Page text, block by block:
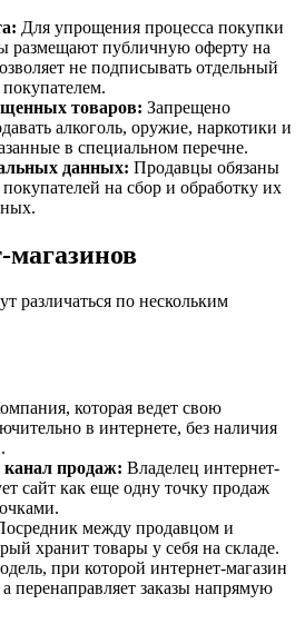
Для упрощения процесса покупки
размещают публичную оферту на
не подписывать отдельный
товаров: Запрещено
алкоголь, оружие, наркотики и
в специальном перечне.
данных: Продавцы обязаны
покупателей на сбор и обработку их
различаться по нескольким
которая ведет свою
в интернете, без наличия
продаж: Владелец интернет-
сайт как еще одну точку продаж
между продавцом и
хранит товары у себя на складе.
при которой интернет-магазин
перенаправляет заказы напрямую